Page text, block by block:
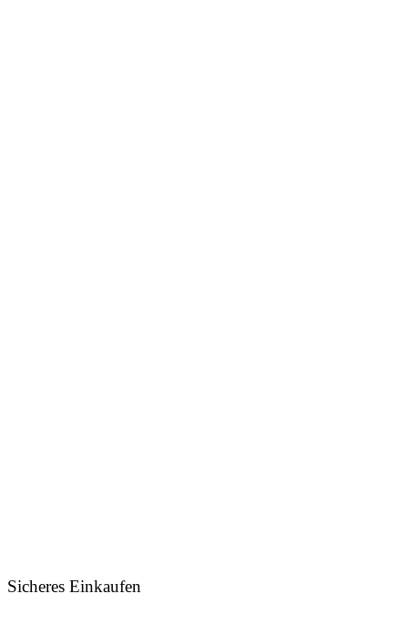
Sicheres Einkaufen